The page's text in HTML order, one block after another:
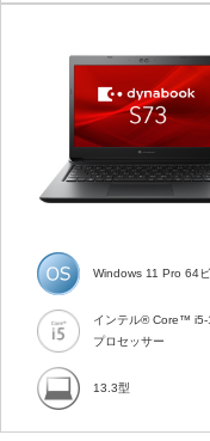
Windows 11 Pro 64
インテル® Core™ i5-
プロセッサー
13.3型